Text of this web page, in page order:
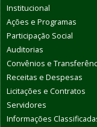
Institucional
Ações e Programas
Participação Social
Auditorias
Convênios e
Receitas e Despesas
Licitações e Contratos
Servidores
Informações